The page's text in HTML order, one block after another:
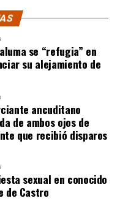
un vecino de la
que cumplía
administrativos y
en el Conservador
fue rechazada.
que el nuevo
noticia para
tiempo venían
sitios, aunque ahora
algunos requisitos
de ocupación de la
se “refugia” en
su alejamiento de
ancuditano
de ambos ojos de
que recibió disparos
sexual en conocido
de Castro